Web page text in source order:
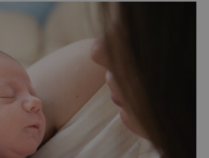
konzervované
dovolit opravdu každý
izolované
konzervy kompletní
specialista Colin
[…]